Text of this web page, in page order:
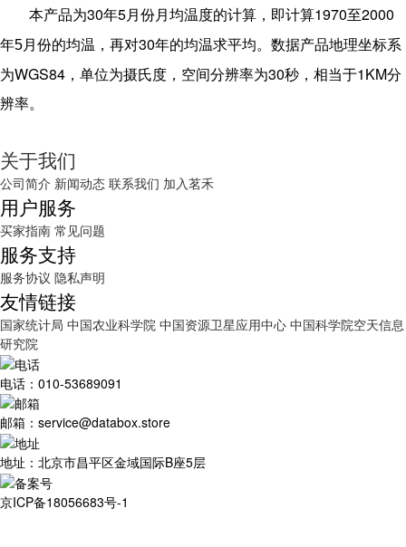
本产品为30年5月 份月均温度的计算，即计算1970至2000
年5月 份的均温，再对30年的均温求平均。数据产品地理坐标系
为WGS84 ，单位为摄氏度，空间分辨率为30秒，相当于1KM分
辨率。
关于我们
公司简介 新闻动态 联系我们 加入茗禾
用户服务
买家指南 常见问题
服务支持
服务协议 隐私声明
友情链接
国家统计局 中国农业科学院 中国资源卫星应用中心 中国科学院空天信息
研究院
电话：010-53689091
邮箱：service@databox.store
地址：北京市昌平区金域国际B座5层
京ICP备18056683号-1